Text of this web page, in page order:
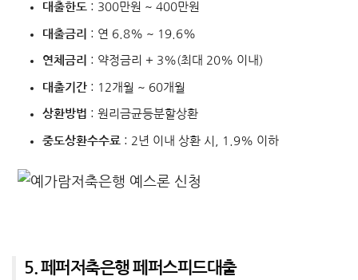
대출한도: 300만원 ~ 400만원
대출금리 : 연 6.8% ~ 19.6%
연체금리 : 약정금리 + 3%(최대 20% 이내)
대출기간: 12개월 ~ 60개월
상환방법 : 원리금균등분할상환
중도상환수수료 : 2년 이내 상환 시, 1.9% 이하
5. 페퍼저축은행 페퍼스피드대출